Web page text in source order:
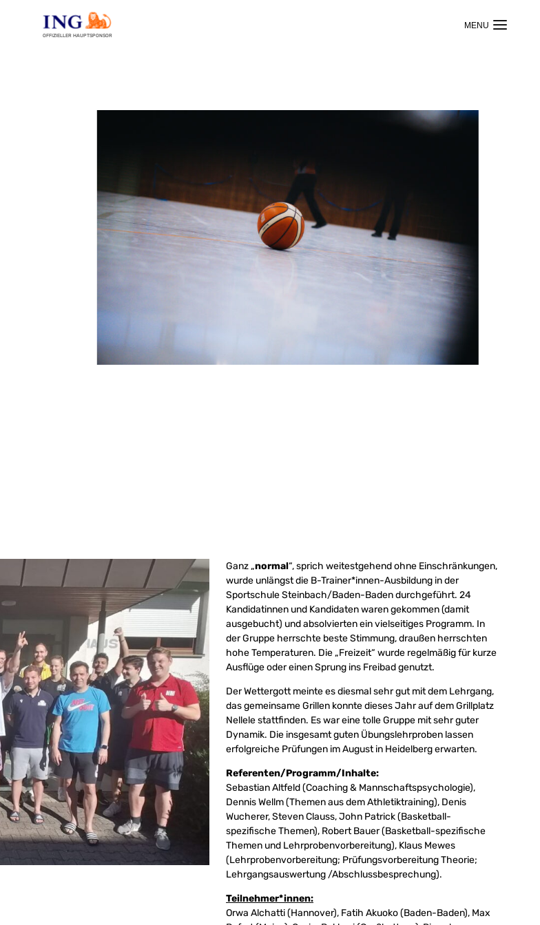
OFFIZIELLER HAUPTSPONSOR
Ganz „normal“, sprich weitestgehend ohne Einschränkungen,
wurde unlängst die B-Trainer*innen-Ausbildung in der
Sportschule Steinbach/Baden-Baden durchgeführt. 24
Kandidatinnen und Kandidaten waren gekommen (damit
ausgebucht) und absolvierten ein vielseitiges Programm. In
der Gruppe herrschte beste Stimmung, draußen herrschten
hohe Temperaturen. Die „Freizeit“ wurde regelmäßig für kurze
Ausflüge oder einen Sprung ins Freibad genutzt.
Der Wettergott meinte es diesmal sehr gut mit dem Lehrgang,
das gemeinsame Grillen konnte dieses Jahr auf dem Grillplatz
Nellele stattfinden. Es war eine tolle Gruppe mit sehr guter
Dynamik. Die insgesamt guten Übungslehrproben lassen
erfolgreiche Prüfungen im August in Heidelberg erwarten.
Referenten/Programm/Inhalte:
Sebastian Altfeld (Coaching & Mannschaftspsychologie),
Dennis Wellm (Themen aus dem Athletiktraining), Denis
Wucherer, Steven Clauss, John Patrick (Basketball-
spezifische Themen), Robert Bauer (Basketball-spezifische
Themen und Lehrprobenvorbereitung), Klaus Mewes
(Lehrprobenvorbereitung; Prüfungsvorbereitung Theorie;
Lehrgangsauswertung /Abschlussbesprechung).
Teilnehmer*innen:
Orwa Alchatti (Hannover), Fatih Akuoko (Baden-Baden), Max